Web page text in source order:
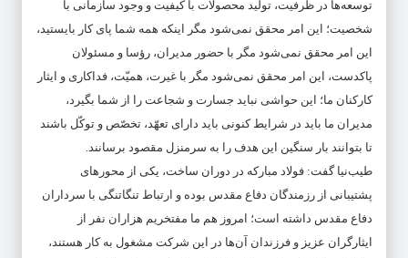
توسعه‌ها در ظرفیت‌، تولید محصولات با کیفیت و وجود سازمانی با
شخصیت؛ این امر محقق نمی‌شود مگر اینکه همه شما پای کار بایستید،
این امر محقق نمی‌شود مگر با حضور مدیران، رؤسا و مسئولان
پاکدست، این امر محقق نمی‌شود مگر با غیرت، همیّت، فداکاری و ایثار
کارکنان ما؛ این حواشی نباید جسارت و شجاعت را از شما بگیرد،
مدیران ما باید در شرایط کنونی باید دارای تعهّد، تخصّص و توکّل باشند
تا بتوانند بار سنگین این هدف را به سرمنزل مقصود برسانند.
طیب‌نیا گفت: فولاد مبارکه در دوران ساخت، یکی از محورهای
پشتیبانی از رزمندگان دفاع مقدس بوده و ارتباط تنگاتنگی با سرداران
دفاع مقدس داشته است؛ امروز هم ما مفتخریم هزاران نفر از
ایثارگران عزیز و فرزندان آن‌ها در این شرکت مشغول به کار هستند،